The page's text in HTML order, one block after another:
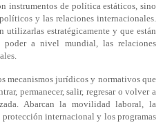
instrumentos de política estáticos, sino
y las relaciones internacionales.
estratégicamente y que están
poder a nivel mundial, las relaciones
mecanismos jurídicos y normativos que
permanecer, salir, regresar o volver a
Abarcan la movilidad laboral, la
internacional y los programas